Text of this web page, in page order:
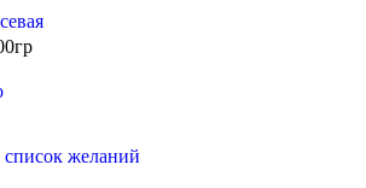
список желаний